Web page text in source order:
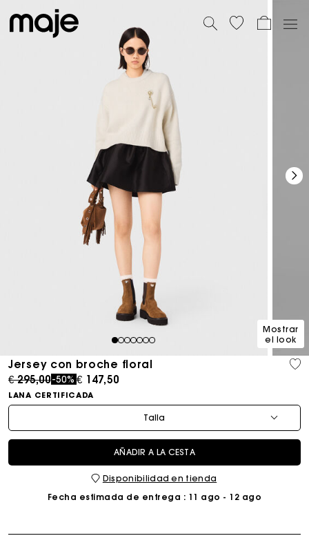
1234567
Mostrar
el look
Jersey con broche floral
Price reduced from
€ 295,00to
-50% € 147,50
LANA CERTIFICADA
Talla
AÑADIR A LA CESTA
Disponibilidad en tienda
Fecha estimada de entrega : 11 ago - 12 ago